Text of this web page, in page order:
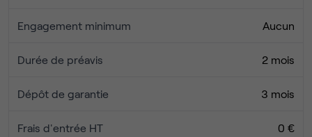
Engagement minimum Aucun
Durée de préavis 2 mois
Dépôt de garantie 3 mois
Frais d'entrée HT 0 €